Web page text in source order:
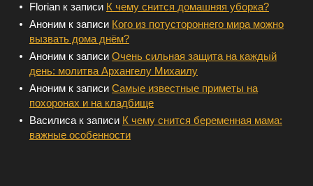
Florian к записи К чему снится домашняя уборка?
Аноним к записи Кого из потустороннего мира можно
вызвать дома днём?
Аноним к записи Очень сильная защита на каждый
день: молитва Архангелу Михаилу
Аноним к записи Самые известные приметы на
похоронах и на кладбище
Василиса к записи К чему снится беременная мама:
важные особенности